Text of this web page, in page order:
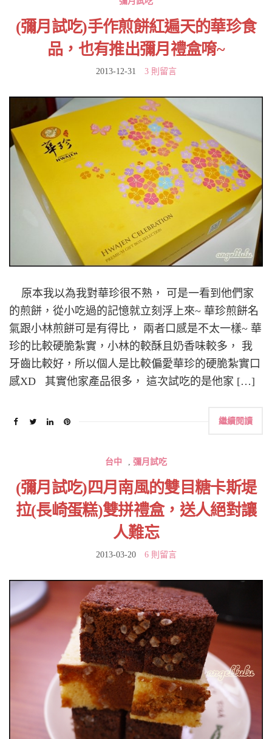
(彌月試吃)手作煎餅紅遍天的華珍食
品，也有推出彌月禮盒唷~
2013-12-31 3 則留言
原本我以為我對華珍很不熟， 可是一看到他們家
的煎餅，從小吃過的記憶就立刻浮上來~ 華珍煎餅名
氣跟小林煎餅可是有得比， 兩者口感是不太一樣~ 華
珍的比較硬脆紮實，小林的較酥且奶香味較多， 我
牙齒比較好，所以個人是比較偏愛華珍的硬脆紮實口
感XD 其實他家產品很多， 這次試吃的是他家 […]
繼續閱讀
台中 彌月試吃
(彌月試吃)四月南風的雙目糖卡斯堤
拉(長崎蛋糕)雙拼禮盒，送人絕對讓
人難忘
2013-03-20 6 則留言